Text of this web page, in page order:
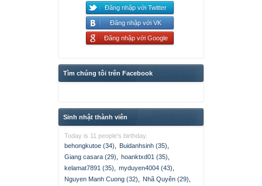
Đăng nhập với Twitter
Đăng nhập với VK
Đăng nhập với Google
Tìm chúng tôi trên Facebook
Sinh nhật thành viên
Today is 11 people's birthday.
behongkutoe (34)
Buidanhsinh (35)
Giang casara (29)
hoanktxd01 (35)
kelamat7891 (35)
myduyen4004 (43)
Nguyen Manh Cuong (32)
Nhã Quyên (29)